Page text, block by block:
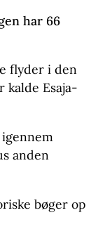
har 66
flyder i den
kalde Esaja-
anden
bøger op